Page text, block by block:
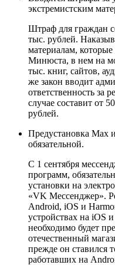
экстремистским
Штраф для граждан
тыс. рублей.
материалам,
Минюста, в нем на
тыс. книг, сайтов,
же закон вводит
ответственность за
случае составит от
рублей.
Предустановка Max
обязательной.
С 1 сентября
программ,
установки на
«VK Мессенджер».
Android, iOS и
устройствах на iOS
необходимо будет
отечественный
прежде он ставился
работавших на